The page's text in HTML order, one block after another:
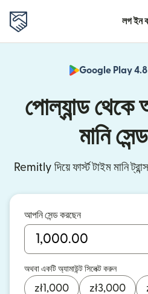
লগ ইন
Google Play 4.8
পোল্যান্ড
মানি
Remitly দিয়ে ফার্স্ট টাইম মানি
আপনি সেন্ড করছেন
অথবা একটি অ্যামাউন্ট সিলেক্ট করুন
zł1,000 zł3,000